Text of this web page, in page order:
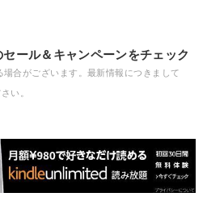
ール＆キャンペーンをチェック
合がございます。最新情報につきまして
い。